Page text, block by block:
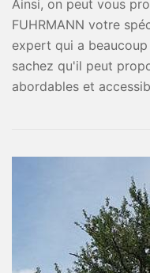
Ainsi, on peut vous
FUHRMANN votre
expert qui a
sachez qu'il peut
abordables et